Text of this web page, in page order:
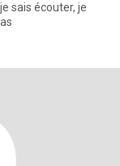
sais écouter, je